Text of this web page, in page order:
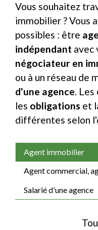
Vous souhaitez
immobilier ? Vous
possibles : être
indépendant avec
négociateur en
ou à un réseau de
d'une agence. Les
les obligations et
différentes selon
Agent immobilier
Agent commercial,
Salarié d'une agence